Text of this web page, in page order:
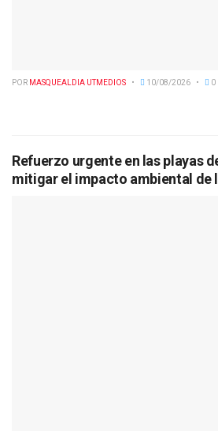
POR MASQUEALDIA UTMEDIOS 10/08/2026 0
Refuerzo urgente en las playas
mitigar el impacto ambiental de